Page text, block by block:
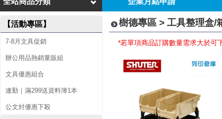
箱
【活動專區】
7-8月文具促銷
辦公用品熱銷量販組
文具優惠組合
連勤｜滿299送資料簿1本
公文封優惠下殺
樹德專區 > 工具整理盒/
*若單項商品訂購數量需求大於可